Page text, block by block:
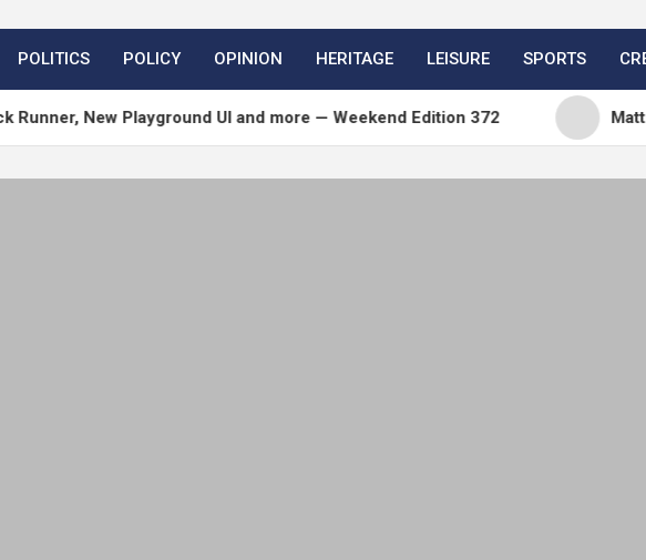
POLITICS POLICY OPINION HERITAGE LEISURE SPORTS
Playground UI and more — Weekend Edition 372 Matt: Toni on